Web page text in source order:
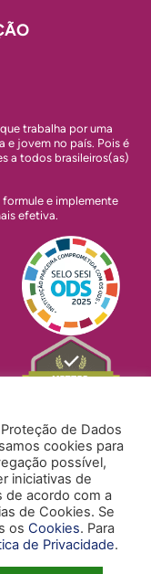
trabalha por uma
e jovem no país. Pois é
a todos brasileiros(as)
e implemente
efetiva.
de Dados
cookies para
possível,
iniciativas de
de acordo com a
de Cookies. Se
os Cookies. Para
de Privacidade.